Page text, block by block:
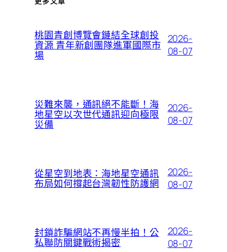
桃園青創博覽會鏈結全球創投
資源 青年新創團隊進軍國際市
場
2026-
08-07
災難來襲，通訊絕不能斷！海
地星空以次世代通訊迎向極限
災備
2026-
08-07
從星空到地表：海地星空通訊
布局如何撐起台灣韌性防護網
2026-
08-07
封鎖詐騙網站不再慢半拍！公
私聯防關鍵戰術揭密
2026-
08-07